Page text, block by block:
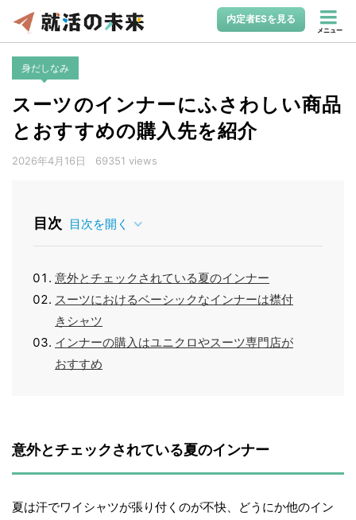
内定者ESを見る
メニュー
身だしなみ
スーツのインナーにふさわしい商品
とおすすめの購入先を紹介
2026年4月16日 69351 views
目次 目次を開く
意外とチェックされている夏のインナー
スーツにおけるベーシックなインナーは襟付
きシャツ
インナーの購入はユニクロやスーツ専門店が
おすすめ
意外とチェックされている夏のインナー
夏は汗でワイシャツが張り付くのが不快、どうにか他のイン